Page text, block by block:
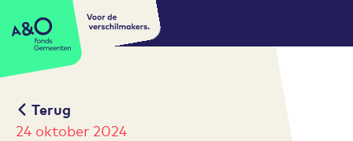
A&O fonds Gemeenten
Voor de
verschilmakers.
Terug
24 oktober 2024